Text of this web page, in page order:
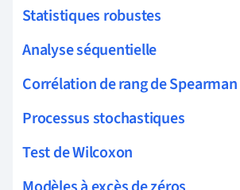
Statistiques robustes
Analyse séquentielle
Corrélation de rang de Spearman
Processus stochastiques
Test de Wilcoxon